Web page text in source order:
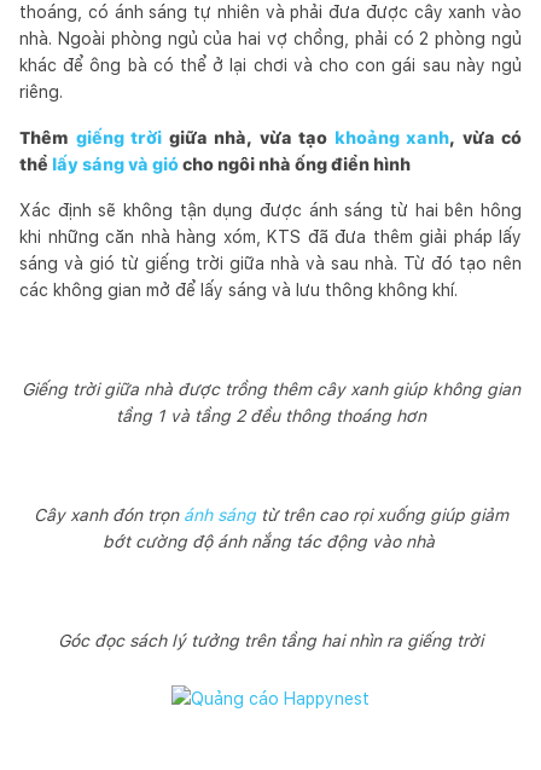
thoáng, có ánh sáng tự nhiên và phải đưa được cây xanh vào
nhà. Ngoài phòng ngủ của hai vợ chồng, phải có 2 phòng ngủ
khác để ông bà có thể ở lại chơi và cho con gái sau này ngủ
riêng.
Thêm giếng trời giữa nhà, vừa tạo khoảng xanh, vừa có
thể lấy sáng và giócho ngôi nhà ống điển hình
Xác định sẽ không tận dụng được ánh sáng từ hai bên hông
khi những căn nhà hàng xóm, KTS đã đưa thêm giải pháp lấy
sáng và gió từ giếng trời giữa nhà và sau nhà. Từ đó tạo nên
các không gian mở để lấy sáng và lưu thông không khí.
Giếng trời giữa nhà được trồng thêm cây xanh giúp không gian
tầng 1 và tầng 2 đều thông thoáng hơn
Cây xanh đón trọn ánh sángtừ trên cao rọi xuống giúp giảm
bớt cường độ ánh nắng tác động vào nhà
Góc đọc sách lý tưởng trên tầng hai nhìn ra giếng trời